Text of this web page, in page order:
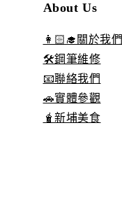
About Us
👩🏻‍🎓關於我們
🛠️鋼筆維修
📧聯絡我們
🚗實體參觀
🧋新埔美食